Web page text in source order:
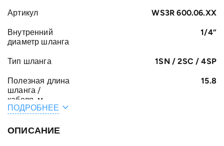
Артикул WS3R 600.06.XX
Внутренний
диаметр шланга
1/4”
Тип шланга 1SN / 2SC / 4SP
Полезная длина
шланга /
кабеля, м
15.8
шланга /
ПОДРОБНЕЕ
ОПИСАНИЕ